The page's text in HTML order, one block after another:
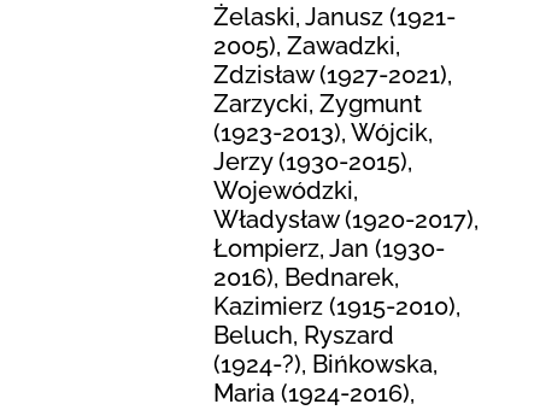
Żelaski, Janusz (1921-
2005), Zawadzki,
Zdzisław (1927-2021),
Zarzycki, Zygmunt
(1923-2013), Wójcik,
Jerzy (1930-2015),
Wojewódzki,
Władysław (1920-2017),
Łompierz, Jan (1930-
2016), Bednarek,
Kazimierz (1915-2010),
Beluch, Ryszard
(1924-?), Bińkowska,
Maria (1924-2016),